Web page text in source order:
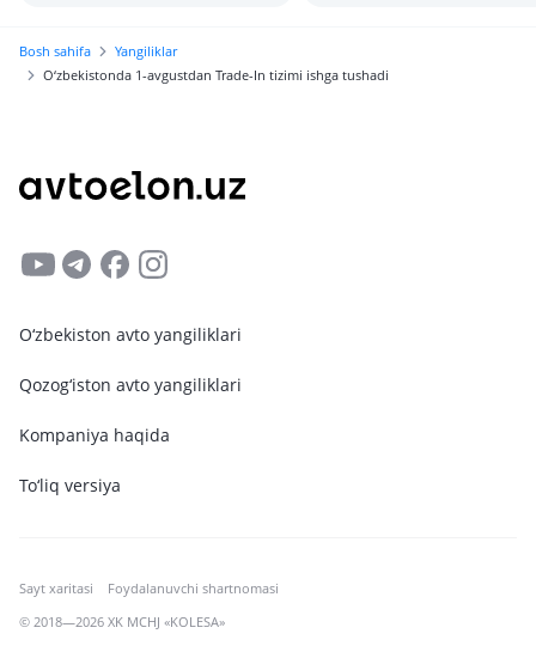
Bosh sahifa
Yangiliklar
O‘zbekistonda 1-avgustdan Trade-In tizimi ishga tushadi
O‘zbekiston avto yangiliklari
Qozog‘iston avto yangiliklari
Kompaniya haqida
To‘liq versiya
Sayt xaritasi
Foydalanuvchi shartnomasi
© 2018—2026 XK MCHJ «KOLESA»